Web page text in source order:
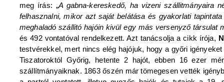
meg írás: „A gabna-kereskedő, ha vizeni szállitmányaira
felhasznalni, mikor azt saját belátása és gyakorlati
meghaladó szállitó hajóin kivül egy más versenyző társulat
és 492 vontatóval rendelkezett. Azt tanácsolja a cikk írója,
testvérekkel, mert nincs elég hajójuk, hogy a győri
Tiszatoroktól Győrig, hetente 2 hajót, ebben 16 ezer
szállítmányaiknak. 1863 őszén már tömegesen vették